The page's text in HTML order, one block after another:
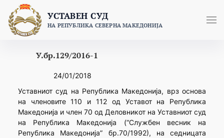
content
УСТАВЕН СУД
НА РЕПУБЛИКА СЕВЕРНА МАКЕДОНИЈА
У.бр.129/2016-1
24/01/2018
Уставниот суд на Република Македонија, врз основа
на членовите 110 и 112 од Уставот на Република
Македонија и член 70 од Деловникот на Уставниот суд
на Република Македонија (“Службен весник на
Република Македонија” бр.70/1992), на седницата